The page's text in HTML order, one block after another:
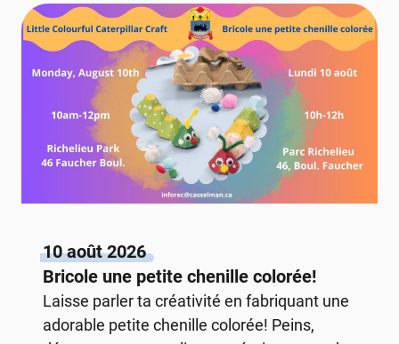
10 août 2026
Bricole une petite chenille colorée!
Laisse parler ta créativité en fabriquant une
adorable petite chenille colorée! Peins,